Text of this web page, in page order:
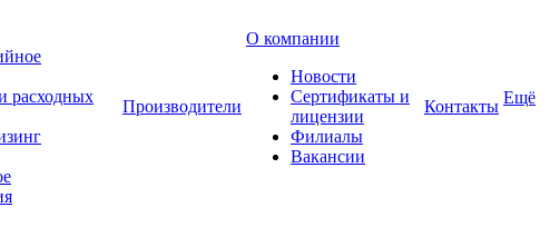
расходных
Производители
О компании
Новости
Сертификаты и
лицензии
Филиалы
Вакансии
Контакты Ещё